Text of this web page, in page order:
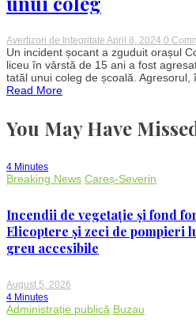
Avertizori de Integritate April 8, 2024 0
Un incident șocant a zguduit orașul
liceu în vârstă de 15 ani a fost
tatăl unui coleg de școală. Agresorul,
Read More
You May Have
4 Minutes
Breaking News Careș-Severin
Incendii de vegetație și fond
Elicoptere și zeci de pompieri
greu accesibile
August 5, 2026
4 Minutes
Administrație publică Buzau